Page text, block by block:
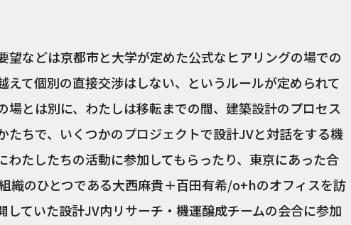
望などは京都市と大学が定めた公式なヒアリングの場での
えて個別の直接交渉はしない、というルールが定められて
場とは別に、わたしは移転までの間、建築設計のプロセス
たちで、いくつかのプロジェクトで設計JVと対話をする機
わたしたちの活動に参加してもらったり、東京にあった合
織のひとつである大西麻貴＋百田有希/o+hのオフィスを訪
していた設計JV内リサーチ・機運醸成チームの会合に参加